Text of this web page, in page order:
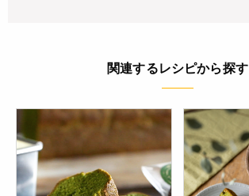
関連するレシピから探す